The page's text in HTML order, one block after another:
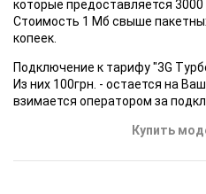
которые предоставляется
Стоимость 1 Мб свыше
копеек.
Подключение к тарифу "3G
Из них 100грн. - остается на
взимается оператором за
Купить